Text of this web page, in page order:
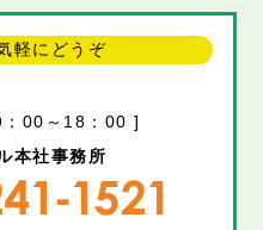
軽にどうぞ
00～18：00 ]
本社事務所